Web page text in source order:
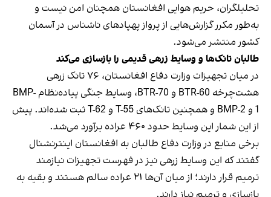
تحلیلگران، حریم هوایی افغانستان همچنان امن نیست و
به‌طور مکرر گزارش‌هایی از پرواز پهپادهای ناشناس در آسمان
کشور منتشر می‌شود.
طالبان تانک‌ها و وسایط زرهی قدیمی را بازسازی می‌کند
در میان تجهیزات وزارت دفاع افغانستان، ۷۶ تانک زرهی
هشت‌چرخه BTR-60 و BTR-70، وسایط جنگی پیاده‌نظام BMP-
1 و BMP-2 و همچنین تانک‌های T-55 و T-62 ثبت شده‌اند. پیش
از این شمار این وسایط حدود ۴۶۰ عراده برآورد می‌شد.
برخی منابع در وزارت دفاع طالبان به افغانستان اینترنشنال
گفتند که این وسایط زرهی نیز در فهرست تجهیزات نیازمند
ترمیم قرار دارند؛ از میان آن‌ها ۲۱ عراده سالم هستند و بقیه به